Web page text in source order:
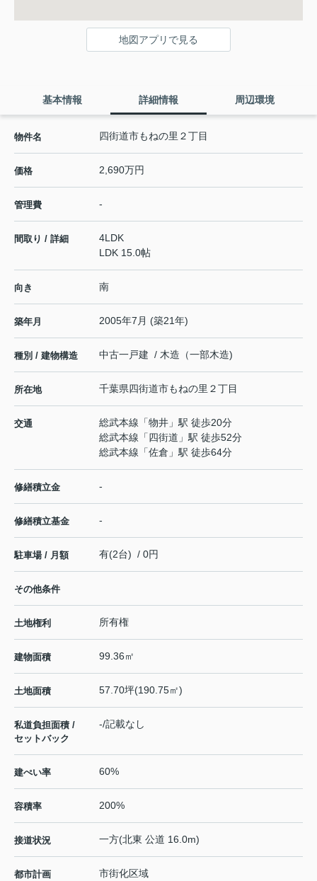
地図アプリで見る
基本情報 詳細情報 周辺環境
物件名 四街道市もねの里２丁目
価格 2,690万円
管理費 -
間取り / 詳細
4LDK
LDK 15.0帖
向き 南
築年月 2005年7月 (築21年)
種別 / 建物構造 中古一戸建 / 木造（一部木造)
所在地 千葉県四街道市もねの里 ２丁目
交通 総武本線 「物井 」駅 徒歩20分
総武本線 「四街道 」駅 徒歩52分
総武本線 「佐倉 」駅 徒歩64分
修繕積立金 -
修繕積立基金 -
駐車場 / 月額 有(2台) / 0円
その他条件
土地権利 所有権
建物面積 99.36㎡
土地面積 57.70坪(190.75㎡)
私道負担面積 /
セットバック
-/記載なし
建ぺい率 60%
容積率 200%
接道状況 一方(北東 公道 16.0m)
都市計画 市街化区域